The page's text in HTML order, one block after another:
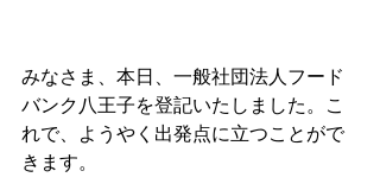
みなさま、本日、一般社団法人フード
バンク八王子を登記いたしました。こ
れで、ようやく出発点に立つことがで
きます。